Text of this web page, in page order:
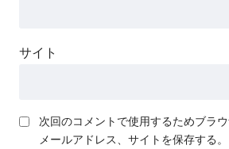
サイト
次回のコメントで使用するためブラウ
メールアドレス、サイトを保存する。